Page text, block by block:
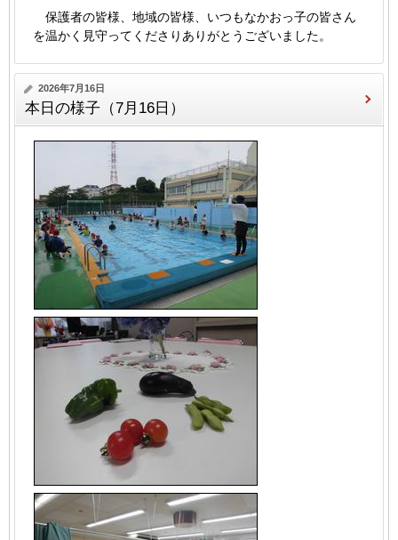
保護者の皆様、地域の皆様、いつもなかおっ子の皆さん
を温かく見守ってくださりありがとうございました。
2026年7月16日
本日の様子（7月16日）